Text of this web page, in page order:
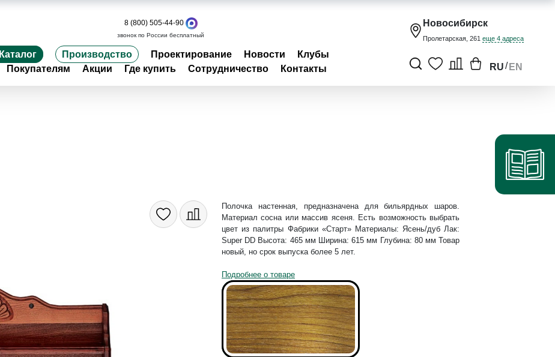
8 (800) 505-44-90
звонок по России бесплатный
Каталог Производство Проектирование Новости
Клубы
Покупателям
Акции Где купить Сотрудничество Контакты
Новосибирск
Пролетарская, 261 еще 4 адреса
RU/ EN
Полочка настенная, предназначена для бильярдных шаров.
Материал сосна или массив ясеня. Есть возможность выбрать
цвет из палитры Фабрики «Старт» Материалы: Ясень/дуб Лак:
Super DD Высота: 465 мм Ширина: 615 мм Глубина: 80 мм Товар
новый, но срок выпуска более 5 лет.
Подробнее о товаре